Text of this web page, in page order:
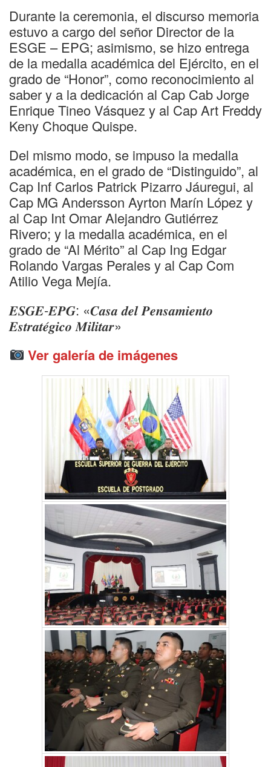
Durante la ceremonia, el discurso memoria
estuvo a cargo del señor Director de la
ESGE – EPG; asimismo, se hizo entrega
de la medalla académica del Ejército, en el
grado de “Honor”, como reconocimiento al
saber y a la dedicación al Cap Cab Jorge
Enrique Tineo Vásquez y al Cap Art Freddy
Keny Choque Quispe.
Del mismo modo, se impuso la medalla
académica, en el grado de “Distinguido”, al
Cap Inf Carlos Patrick Pizarro Jáuregui, al
Cap MG Andersson Ayrton Marín López y
al Cap Int Omar Alejandro Gutiérrez
Rivero; y la medalla académica, en el
grado de “Al Mérito” al Cap Ing Edgar
Rolando Vargas Perales y al Cap Com
Atilio Vega Mejía.
𝑬𝑺𝑮𝑬-𝑬𝑷𝑮: «𝑪𝒂𝒔𝒂 𝒅𝒆𝒍 𝑷𝒆𝒏𝒔𝒂𝒎𝒊𝒆𝒏𝒕𝒐
𝑬𝒔𝒕𝒓𝒂𝒕𝒆́𝒈𝒊𝒄𝒐 𝑴𝒊𝒍𝒊𝒕𝒂𝒓»
Ver galería de imágenes